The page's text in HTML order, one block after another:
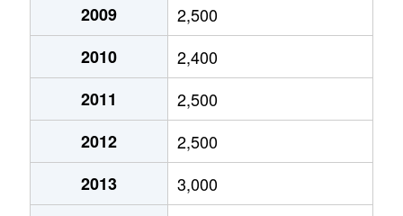
宇品御幸
11,000万円
宇品御幸
5,400万円
北大河町
600万円
6,500万円
16,000万円
2009
2,500
2010
2,400
2011
2,500
2012
2,500
2013
3,000